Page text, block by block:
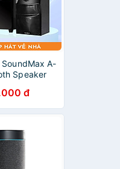
SoundMax A-
Speaker
AUX, Optical,
SD 128GB |
Xem Phim,
Khiển Từ
Hãng
đ